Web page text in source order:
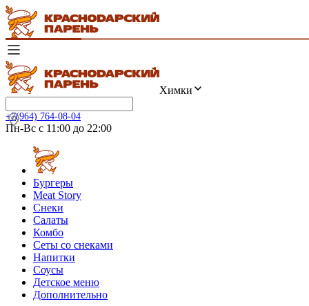
Химки
+7(964) 764-08-04
Пн-Вс с 11:00 до 22:00
Бургеры
Meat Story
Снеки
Салаты
Комбо
Сеты со снеками
Напитки
Соусы
Детское меню
Дополнительно